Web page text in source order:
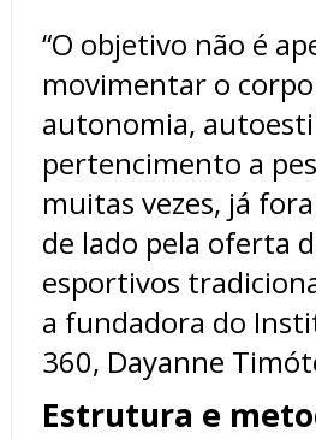
“O objetivo não é
movimentar o
autonomia,
pertencimento a
muitas vezes, já
de lado pela oferta
esportivos
a fundadora do
360, Dayanne
Estrutura e